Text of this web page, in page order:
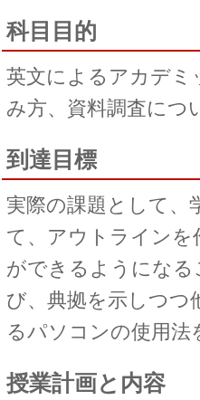
科目目的
英文によるアカデミ
み方、資料調査につ
到達目標
実際の課題として、
て、アウトラインを
ができるようになる
び、典拠を示しつつ
るパソコンの使用法
授業計画と内容